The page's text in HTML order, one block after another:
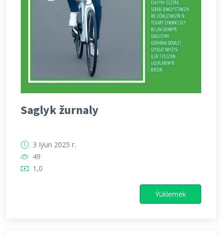
Saglyk žurnaly
3 Iýun 2025 г.
49
1,0
Ýüklemek